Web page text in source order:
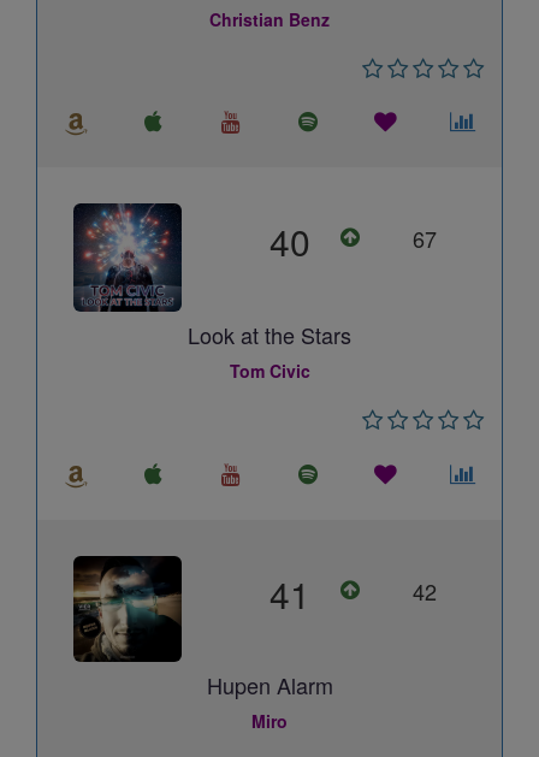
Christian Benz
40 67
Look at the Stars
Tom Civic
41 42
Hupen Alarm
Miro